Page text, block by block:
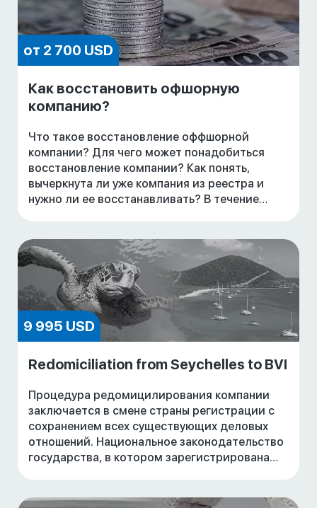
от 2 700 USD
Как восстановить офшорную
компанию?
Что такое восстановление оффшорной
компании? Для чего может понадобиться
восстановление компании? Как понять,
вычеркнута ли уже компания из реестра и
нужно ли ее восстанавливать? В течение
9 995 USD
Redomiciliation from Seychelles to BVI
Процедура редомицилирования компании
заключается в смене страны регистрации с
сохранением всех существующих деловых
отношений. Национальное законодательство
государства, в котором зарегистрирована